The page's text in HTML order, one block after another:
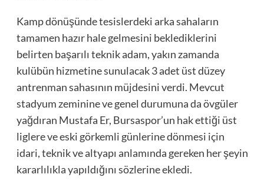
Kamp dönüşünde tesislerdeki arka sahaların
tamamen hazır hale gelmesini beklediklerini
belirten başarılı teknik adam, yakın zamanda
kulübün hizmetine sunulacak 3 adet üst düzey
antrenman sahasının müjdesini verdi. Mevcut
stadyum zeminine ve genel durumuna da övgüler
yağdıran Mustafa Er, Bursaspor’un hak ettiği üst
liglere ve eski görkemli günlerine dönmesi için
idari, teknik ve altyapı anlamında gereken her şeyin
kararlılıkla yapıldığını sözlerine ekledi.